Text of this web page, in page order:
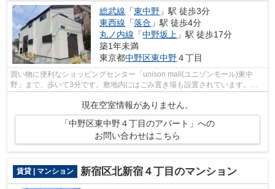
総武線 「東中野 」駅 徒歩3分
東西線 「落合 」駅 徒歩4分
丸ノ内線 「中野坂上 」駅 徒歩17分
築1年未満
東京都中野区東中野４丁目
買い物に便利なショッピングセンター「unison mall(ユニゾンモール)東中
野」まで、歩いて3分です。敷地内にはごみ置き場も設置されています。こ
現在空室情報がありません。
「中野区東中野４丁目のアパート」への
お問い合わせはこちら
賃貸 | マンション 新宿区北新宿４丁目のマンション